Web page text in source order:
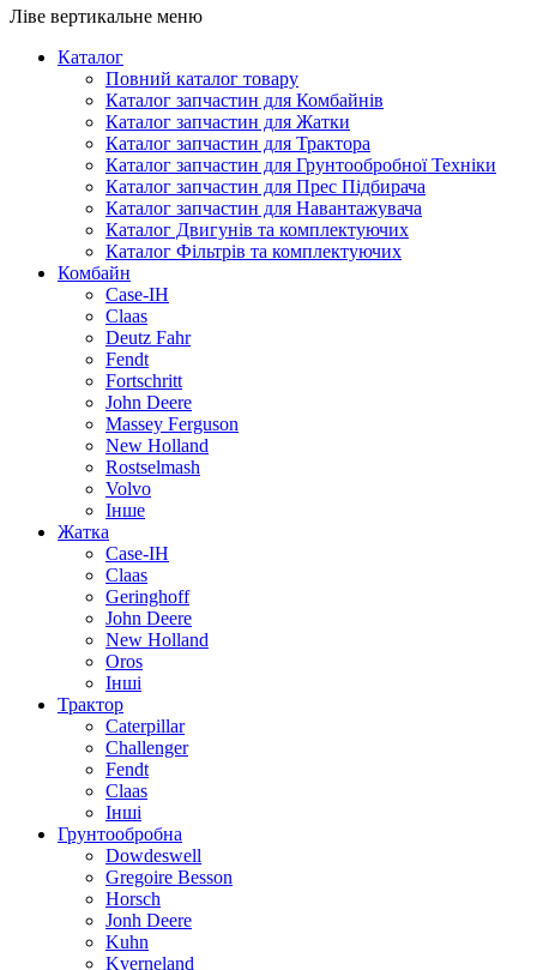
Ліве вертикальне меню
Каталог
Повний каталог товару
Каталог запчастин для Комбайнів
Каталог запчастин для Жатки
Каталог запчастин для Трактора
Каталог запчастин для Грунтообробної Техніки
Каталог запчастин для Прес Підбирача
Каталог запчастин для Навантажувача
Каталог Двигунів та комплектуючих
Каталог Фільтрів та комплектуючих
Комбайн
Case-IH
Claas
Deutz Fahr
Fendt
Fortschritt
John Deere
Massey Ferguson
New Holland
Rostselmash
Volvo
Інше
Жатка
Case-IH
Claas
Geringhoff
John Deere
New Holland
Oros
Інші
Трактор
Caterpillar
Challenger
Fendt
Claas
Інші
Грунтообробна
Dowdeswell
Gregoire Besson
Horsch
Jonh Deere
Kuhn
Kverneland